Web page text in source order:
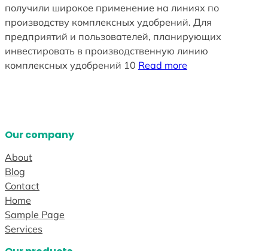
получили широкое применение на линиях по
производству комплексных удобрений. Для
предприятий и пользователей, планирующих
инвестировать в производственную линию
комплексных удобрений 10 Read more
Our company
About
Blog
Contact
Home
Sample Page
Services